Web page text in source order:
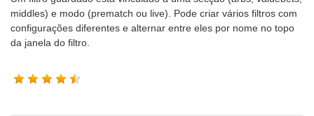
middles) e modo (prematch ou live). Pode criar vários filtros com
configurações diferentes e alternar entre eles por nome no topo
da janela do filtro.